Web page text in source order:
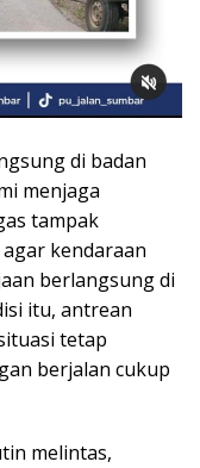
di badan
menjaga
tampak
kendaraan
berlangsung di
itu, antrean
tetap
berjalan cukup
melintas,